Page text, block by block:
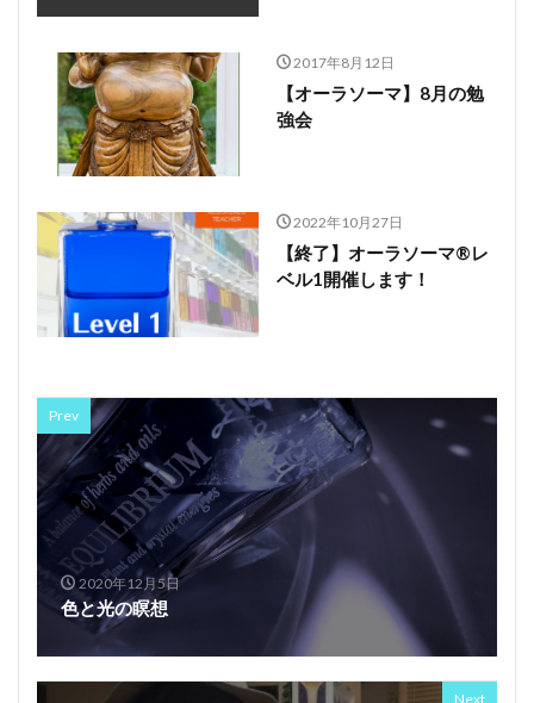
2017年8月12日
【オーラソーマ】8月の勉
強会
2022年10月27日
【終了】オーラソーマ®レ
ベル1開催します！
Prev
2020年12月5日
色と光の瞑想
Next